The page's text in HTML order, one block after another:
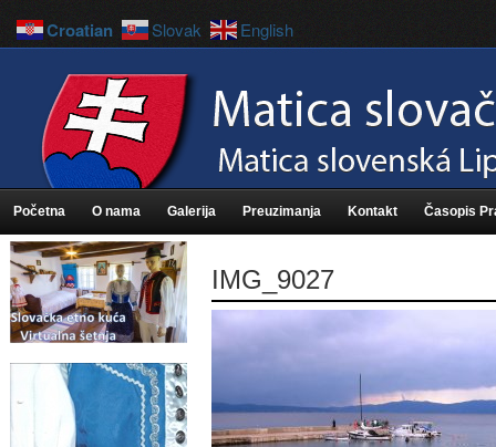
Početna O nama Galerija Preuzimanja Kontakt Časopis
IMG_9027
Croatian Slovak English